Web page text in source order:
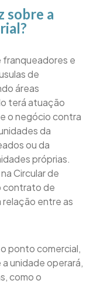
sobre a
franqueadores e
de
áreas
terá atuação
o negócio contra
da
ou da
próprias.
Circular de
contrato de
relação entre as
ponto comercial,
unidade operará,
como o